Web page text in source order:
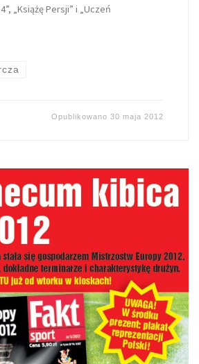
„Książę Persji” i „Uczeń
Opublikowano30 maja 2012